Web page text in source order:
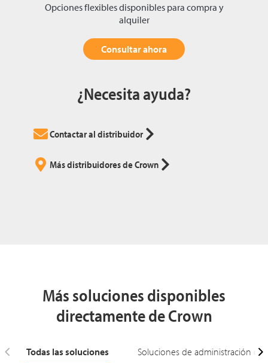
Opciones flexibles disponibles para compra y
alquiler
Consultar ahora
¿Necesita ayuda?
Contactar al distribuidor
Más distribuidores de Crown
Más soluciones disponibles
directamente de Crown
Todas las soluciones Soluciones de administración de